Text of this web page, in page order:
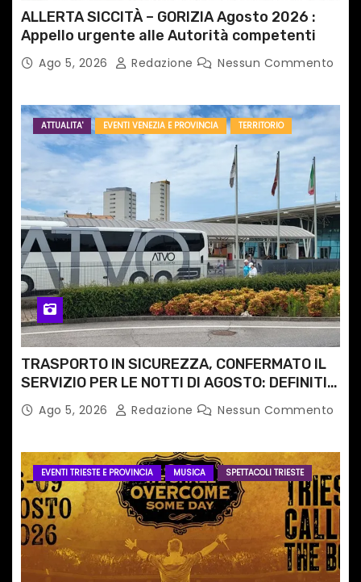
ALLERTA SICCITÀ – GORIZIA Agosto 2026 :
Appello urgente alle Autorità competenti
Ago 5, 2026 Redazione Nessun Commento
ATTUALITA' EVENTI VENEZIA E PROVINCIA TERRITORIO
TRASPORTO IN SICUREZZA, CONFERMATO IL
SERVIZIO PER LE NOTTI DI AGOSTO: DEFINITI
PERCORSI, FERMATE E ORARIO
Ago 5, 2026 Redazione Nessun Commento
EVENTI TRIESTE E PROVINCIA MUSICA SPETTACOLI TRIESTE